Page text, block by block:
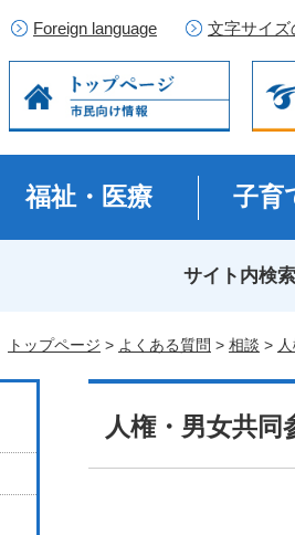
Foreign language 文字サイズ
福祉・医療 子育
サイト内検索
トップページ > よくある質問 > 相談 >
人権・男女共同